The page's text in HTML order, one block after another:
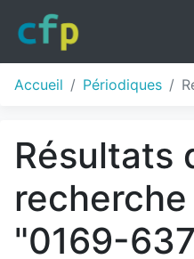
Accueil Périodiques
Résultats
"0169-